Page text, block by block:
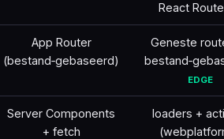
React
App Router
(bestand‑gebaseerd)
Geneste
EDGE
Server Components
+ fetch
loaders +